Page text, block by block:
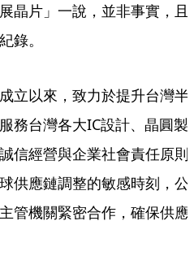
晶片」一說，並非事實，且
錄。
立以來，致力於提升台灣半
務台灣各大IC設計、晶圓製
信經營與企業社會責任原則
供應鏈調整的敏感時刻，公
管機關緊密合作，確保供應